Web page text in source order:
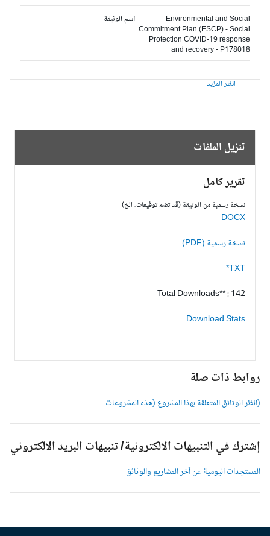
اسم الوثيقة
Environmental and Social
Commitment Plan (ESCP) - Social
Protection COVID-19 response
and recovery - P178018
انظر المزيد
تنزيل الملفات
تقرير كامل
نسخة رسمية من الوثيقة (قد تضم توقيعات، الخ)
DOCX
نسخة رسمية (PDF)
TXT*
Total Downloads** : 142
Download Stats
روابط ذات صلة
(انظر الوثائق المتعلقة بهذا المشروع (هذه المشروعات
إشترك في التنبيهات الالكترونية/ تنبيهات البريد الالكتروني
المستجدات اليومية عن آخر المشاريع والوثائق